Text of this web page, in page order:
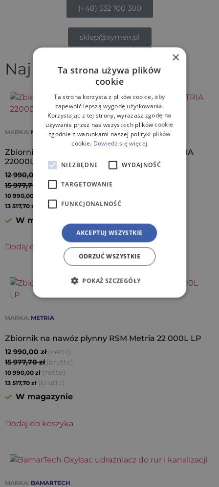
(+48) 532 100 300
sklep@xymen.pl
Najnowsze produkty
MARKA: METRIA
Zbiornik na wodę deszczową naziemny METRIA
22000L LP
12 990,00
15 977,70
(brutto)
10 990,00
13 517,70 zł (brutto)
W magazynie
Dodaj do koszyka
MARKA: METRIA
Zbiornik na nawóz płynny RSM Metria 22 000L LP
12 990,00zł (netto)
15 977,70zł (brutto)
10 990,00 zł (netto)
13 517,70 zł (brutto)
W magazynie
Dodaj do koszyka
MARKA: BAMARTECH
×
Ta strona używa plików
cookie
Ta strona korzysta z plików cookie, aby
zapewnić lepszą wygodę użytkowania.
Korzystając z tej strony, wyrażasz zgodę na
używanie przez nas wszystkich plików cookie
zgodnie z warunkami naszej polityki plików
cookie. Dowiedz się więcej
NIEZBĘDNE WYDAJNOŚĆ
TARGETOWANIE
FUNKCJONALNOŚĆ
AKCEPTUJ WSZYSTKIE
ODRZUĆ WSZYSTKIE
POKAŻ SZCZEGÓŁY